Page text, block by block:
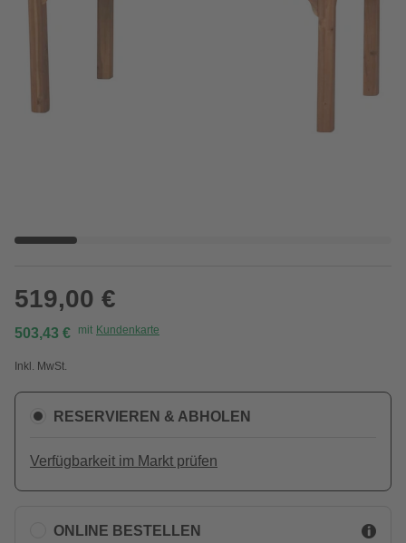
519,00 €
503,43 € mit Kundenkarte
Inkl. MwSt.
RESERVIEREN & ABHOLEN
Verfügbarkeit im Markt prüfen
ONLINE BESTELLEN